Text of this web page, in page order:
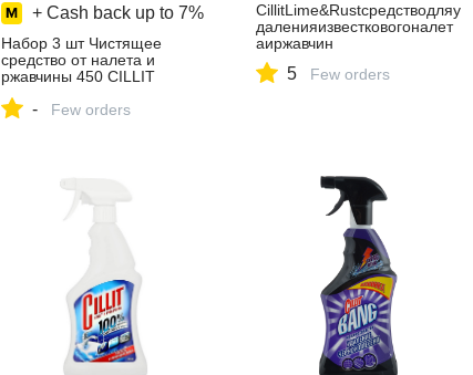
+ Cash back up to 7%
Набор 3 шт Чистящее
средство от налета и
ржавчины 450 CILLIT
₽ в интернет‑магазине
- Few orders
CillitLime&Rustсредстводляу
даленияизвестковогоналет
аиржавчин
5 Few orders